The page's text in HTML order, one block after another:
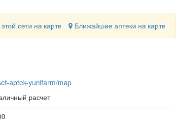
сети на карте Ближайшие аптеки на карте
aptek-yunifarm/map
расчет